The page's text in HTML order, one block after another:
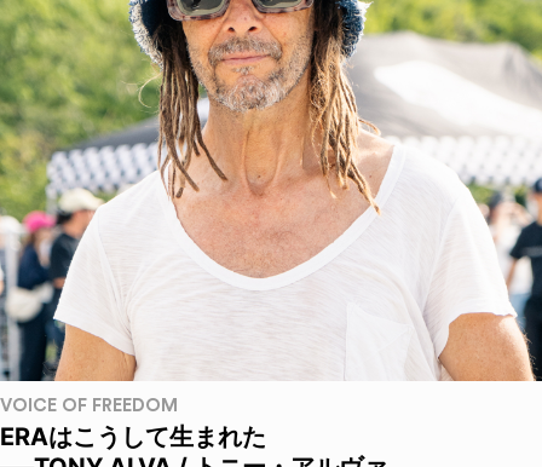
VOICE OF FREEDOM
ERAはこうして生まれた